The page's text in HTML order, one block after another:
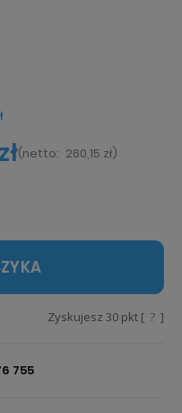
(netto: 260,15 zł)
Zyskujesz 30 pkt [ ? ]
755